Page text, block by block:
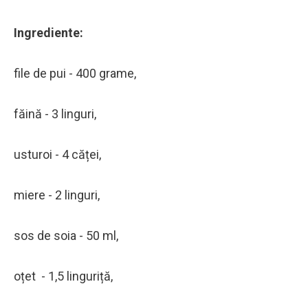
Ingrediente:
file de pui - 400 grame,
făină - 3 linguri,
usturoi - 4 căței,
miere - 2 linguri,
sos de soia - 50 ml,
oțet - 1,5 linguriță,